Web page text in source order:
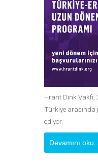
Hrant Dink
Türkiye
ediyor.
Devamını oku...